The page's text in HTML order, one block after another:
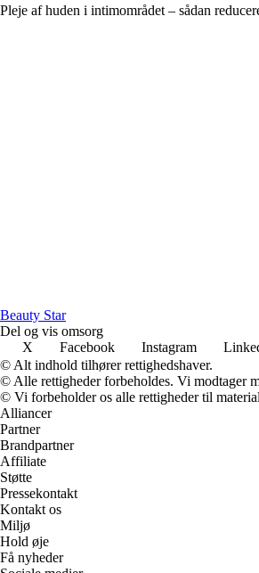
Pleje af huden i intimområdet – sådan
Beauty Star
Del og vis omsorg
X
Facebook Instagram
© Alt indhold tilhører rettighedshaver.
© Alle rettigheder forbeholdes. Vi modtager
© Vi forbeholder os alle rettigheder til
Alliancer
Partner
Brandpartner
Affiliate
Støtte
Pressekontakt
Kontakt os
Miljø
Hold øje
Få nyheder